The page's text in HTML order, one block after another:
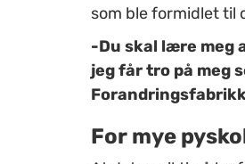
som ble formidlet til
-Du skal lære meg
jeg får tro på meg
For mye